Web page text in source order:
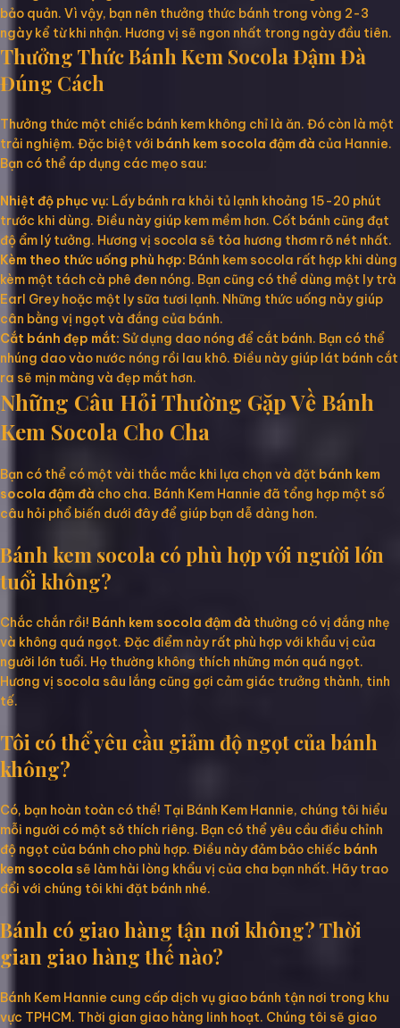
bảo quản. Vì vậy, bạn nên thưởng thức bánh trong vòng 2-3
ngày kể từ khi nhận. Hương vị sẽ ngon nhất trong ngày đầu tiên.
Thưởng Thức Bánh Kem Socola Đậm Đà
Đúng Cách
Thưởng thức một chiếc bánh kem không chỉ là ăn. Đó còn là một
trải nghiệm. Đặc biệt với bánh kem socola đậm đà của Hannie.
Bạn có thể áp dụng các mẹo sau:
Nhiệt độ phục vụ: Lấy bánh ra khỏi tủ lạnh khoảng 15-20 phút
trước khi dùng. Điều này giúp kem mềm hơn. Cốt bánh cũng đạt
độ ẩm lý tưởng. Hương vị socola sẽ tỏa hương thơm rõ nét nhất.
Kèm theo thức uống phù hợp: Bánh kem socola rất hợp khi dùng
kèm một tách cà phê đen nóng. Bạn cũng có thể dùng một ly trà
Earl Grey hoặc một ly sữa tươi lạnh. Những thức uống này giúp
cân bằng vị ngọt và đắng của bánh.
Cắt bánh đẹp mắt: Sử dụng dao nóng để cắt bánh. Bạn có thể
nhúng dao vào nước nóng rồi lau khô. Điều này giúp lát bánh cắt
ra sẽ mịn màng và đẹp mắt hơn.
Những Câu Hỏi Thường Gặp Về Bánh
Kem Socola Cho Cha
Bạn có thể có một vài thắc mắc khi lựa chọn và đặt bánh kem
socola đậm đà cho cha. Bánh Kem Hannie đã tổng hợp một số
câu hỏi phổ biến dưới đây để giúp bạn dễ dàng hơn.
Bánh kem socola có phù hợp với người lớn
tuổi không?
Chắc chắn rồi! Bánh kem socola đậm đà thường có vị đắng nhẹ
và không quá ngọt. Đặc điểm này rất phù hợp với khẩu vị của
người lớn tuổi. Họ thường không thích những món quá ngọt.
Hương vị socola sâu lắng cũng gợi cảm giác trưởng thành, tinh
tế.
Tôi có thể yêu cầu giảm độ ngọt của bánh
không?
Có, bạn hoàn toàn có thể! Tại Bánh Kem Hannie, chúng tôi hiểu
mỗi người có một sở thích riêng. Bạn có thể yêu cầu điều chỉnh
độ ngọt của bánh cho phù hợp. Điều này đảm bảo chiếc bánh
kem socola sẽ làm hài lòng khẩu vị của cha bạn nhất. Hãy trao
đổi với chúng tôi khi đặt bánh nhé.
Bánh có giao hàng tận nơi không? Thời
gian giao hàng thế nào?
Bánh Kem Hannie cung cấp dịch vụ giao bánh tận nơi trong khu
vực TPHCM. Thời gian giao hàng linh hoạt. Chúng tôi sẽ giao